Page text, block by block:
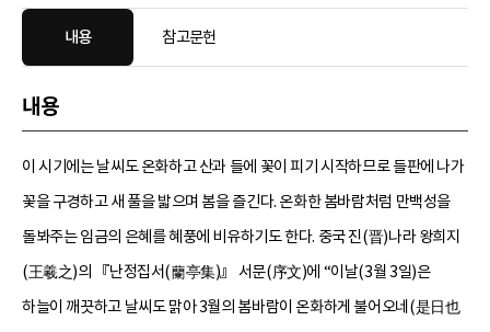
내용 참고문헌
내용
이 시기에는 날씨도 온화하고 산과 들에 꽃이 피기 시작하므로 들판에 나가
꽃을 구경하고 새 풀을 밟으며 봄을 즐긴다. 온화한 봄바람처럼 만백성을
돌봐주는 임금의 은혜를 혜풍에 비유하기도 한다. 중국 진(晋)나라 왕희지
(王羲之)의 『난정집서(蘭亭集)』 서문(序文)에 “이날(3월 3일)은
하늘이 깨끗하고 날씨도 맑아 3월의 봄바람이 온화하게 불어오네(是日也